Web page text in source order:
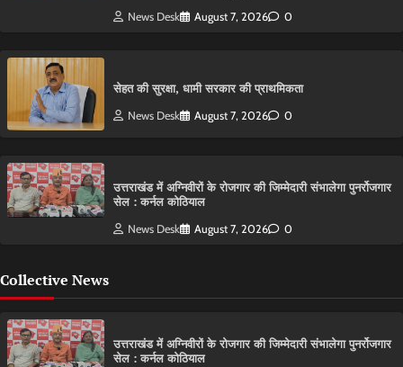
News Desk August 7, 2026 0
सेहत की सुरक्षा, धामी सरकार की प्राथमिकता
News Desk August 7, 2026 0
उत्तराखंड में अग्निवीरों के रोजगार की जिम्मेदारी संभालेगा पुनर्रोजगार
सेल : कर्नल कोठियाल
News Desk August 7, 2026 0
Collective News
उत्तराखंड में अग्निवीरों के रोजगार की जिम्मेदारी संभालेगा पुनर्रोजगार
सेल : कर्नल कोठियाल